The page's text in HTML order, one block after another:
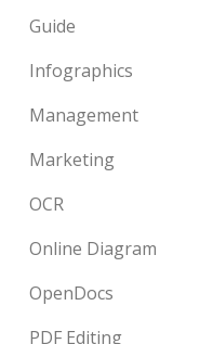
Guide
Infographics
Management
Marketing
OCR
Online Diagram
OpenDocs
PDF Editing